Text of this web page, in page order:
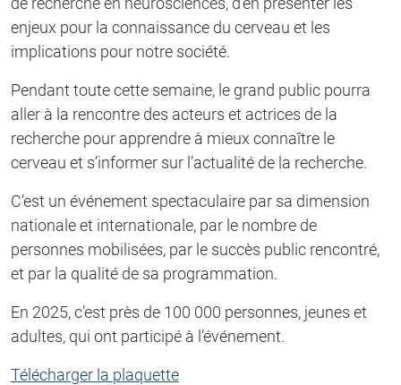
enjeux pour la connaissance du cerveau et les
implications pour notre société.
Pendant toute cette semaine, le grand public pourra
aller à la rencontre des acteurs et actrices de la
recherche pour apprendre à mieux connaître le
cerveau et s’informer sur l’actualité de la recherche.
C’est un événement spectaculaire par sa dimension
nationale et internationale, par le nombre de
personnes mobilisées, par le succès public rencontré,
et par la qualité de sa programmation.
En 2025, c’est près de 100 000 personnes, jeunes et
adultes, qui ont participé à l’événement.
Télécharger la plaquette